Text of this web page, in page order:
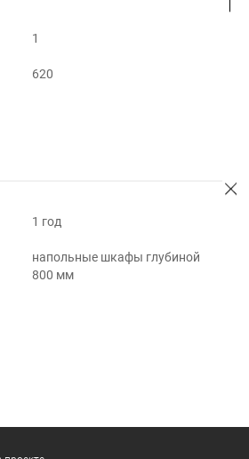
1
620
1 год
напольные шкафы глубиной
800 мм